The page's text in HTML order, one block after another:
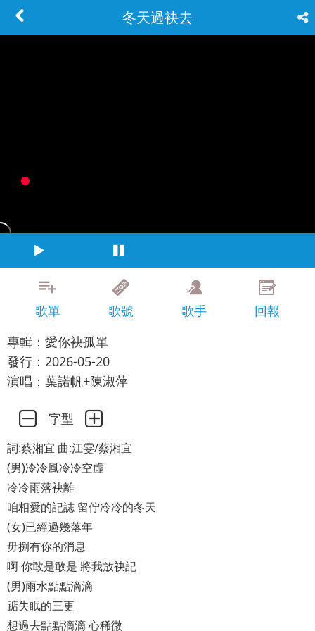
冬天過袂去
歌單 歌號 歌手
回報
專輯：愛你袂孤單
發行：2026-05-20
演唱：葉諾帆+陳淑萍
字型
詞:蔡湘宜 曲:江雯/蔡湘宜
(男)冷冷風冷冷空虛
冷冷雨落袂離
咱相愛的記誌 留佇冷冷的冬天
(女)已經過幾落年
毋捌有你的消息
啊 你敢是敢是 將我放袂記
(男)雨水點點滴滴
踮失眠的三更
想過去點點滴滴 心稀微